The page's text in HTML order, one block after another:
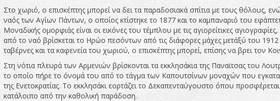
Στο χωριό, ο επισκέπτης μπορεί να δει τα παραδοσιακά σπίτια με τους θόλους,
ναός των Αγίων Πάντων, ο οποίος κτίστηκε το 1877 και το καμπαναριό του
Μοναδικής ομορφιάς είναι οι εικόνες του τέμπλου με τις αγιορείτικες
από το ναό βρίσκεται το Ηρώο πεσόντων από τις διάφορες μάχες μετάξύ του 1912
ταβέρνες και τα καφενεία του χωριού, ο επισκέπτης μπορεί, επίσης να βρει τον
Στη νότια πλευρά των Αρμενιών βρίσκονται τα εκκλησάκια της Παναϊτσας του
το οποίο πήρε το όνομά του από το τάγμα των Καπουτσίνων μοναχών που
της Ενετοκρατίας. Το εκκλησάκι εορτάζει το Δεκαπενταύγουστο όπου
κατάλοιπο από την καθολική παράδοση.